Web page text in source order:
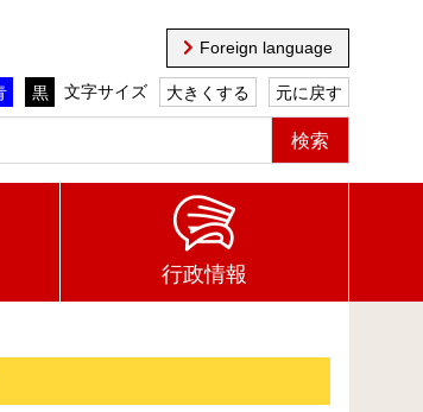
Foreign language
黒 文字サイズ 大きくする 元に戻す
行政情報